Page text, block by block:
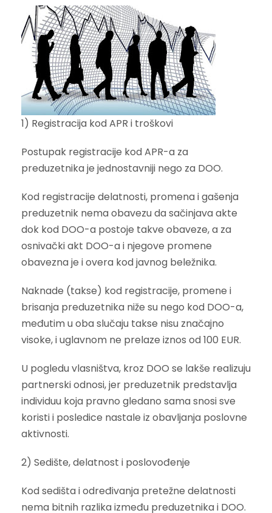
1) Registracija kod APR i troškovi
Postupak registracije kod APR-a za
preduzetnika je jednostavniji nego za DOO.
Kod registracije delatnosti, promena i gašenja
preduzetnik nema obavezu da sačinjava akte
dok kod DOO-a postoje takve obaveze, a za
osnivački akt DOO-a i njegove promene
obavezna je i overa kod javnog beležnika.
Naknade (takse) kod registracije, promene i
brisanja preduzetnika niže su nego kod DOO-a,
međutim u oba slučaju takse nisu značajno
visoke, i uglavnom ne prelaze iznos od 100 EUR.
U pogledu vlasništva, kroz DOO se lakše realizuju
partnerski odnosi, jer preduzetnik predstavlja
individuu koja pravno gledano sama snosi sve
koristi i posledice nastale iz obavljanja poslovne
aktivnosti.
2) Sedište, delatnost i poslovođenje
Kod sedišta i određivanja pretežne delatnosti
nema bitnih razlika između preduzetnika i DOO.